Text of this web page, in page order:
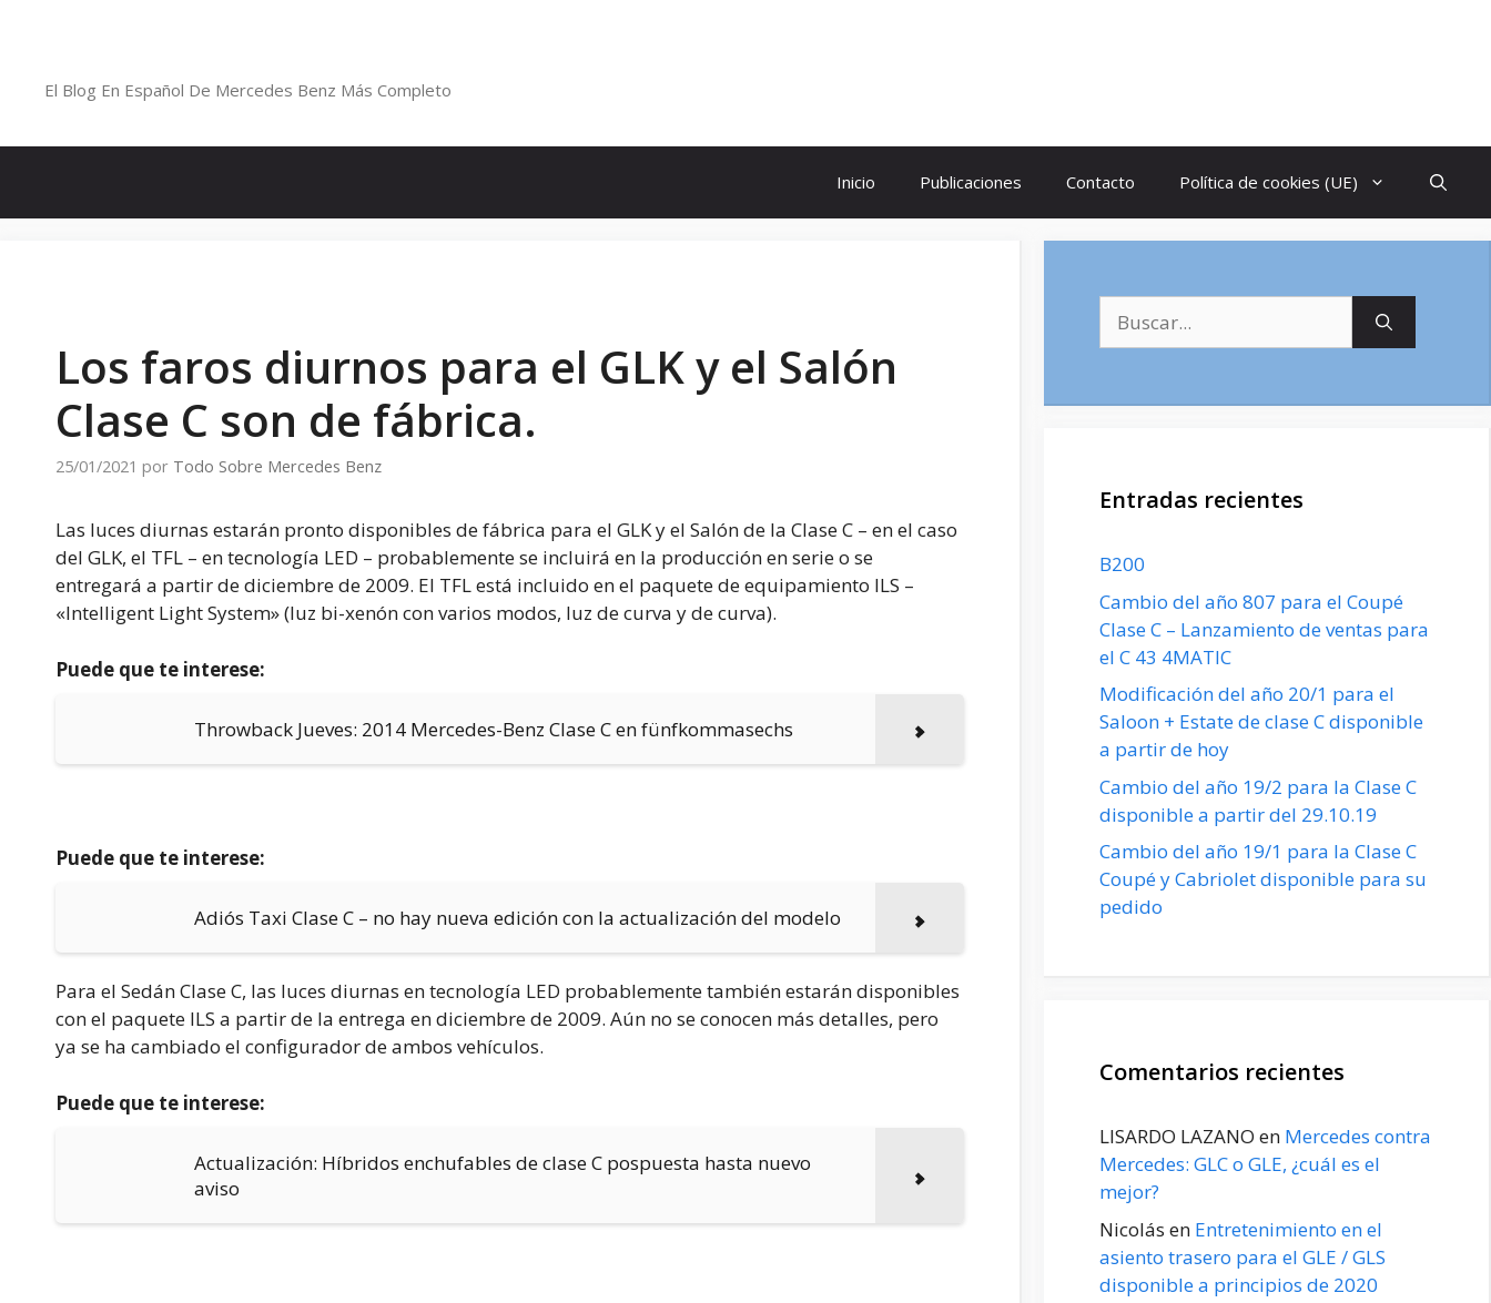
El Blog En Español De Mercedes Benz Más Completo
Inicio Publicaciones Contacto Política de cookies (UE)
Los faros diurnos para el GLK y el Salón
Clase C son de fábrica.
25/01/2021 por Todo Sobre Mercedes Benz
Las luces diurnas estarán pronto disponibles de fábrica para el GLK y el Salón de la Clase C – en el caso
del GLK, el TFL – en tecnología LED – probablemente se incluirá en la producción en serie o se
entregará a partir de diciembre de 2009. El TFL está incluido en el paquete de equipamiento ILS –
«Intelligent Light System» (luz bi-xenón con varios modos, luz de curva y de curva).
Puede que te interese:
Throwback Jueves: 2014 Mercedes-Benz Clase C en fünfkommasechs
Puede que te interese:
Adiós Taxi Clase C – no hay nueva edición con la actualización del modelo
Para el Sedán Clase C, las luces diurnas en tecnología LED probablemente también estarán disponibles
con el paquete ILS a partir de la entrega en diciembre de 2009. Aún no se conocen más detalles, pero
ya se ha cambiado el configurador de ambos vehículos.
Puede que te interese:
Actualización: Híbridos enchufables de clase C pospuesta hasta nuevo
aviso
Entradas recientes
B200
Cambio del año 807 para el Coupé
Clase C – Lanzamiento de ventas para
el C 43 4MATIC
Modificación del año 20/1 para el
Saloon + Estate de clase C disponible
a partir de hoy
Cambio del año 19/2 para la Clase C
disponible a partir del 29.10.19
Cambio del año 19/1 para la Clase C
Coupé y Cabriolet disponible para su
pedido
Comentarios recientes
LISARDO LAZANO en Mercedes contra
Mercedes: GLC o GLE, ¿cuál es el
mejor?
Nicolás en Entretenimiento en el
asiento trasero para el GLE / GLS
disponible a principios de 2020